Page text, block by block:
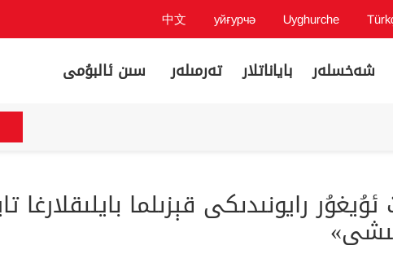
Uyghurche
уйғурчә
中文
شەخسلەر باياناتلار تەرمىلەر سىن ئالبۇمى
رايونىدىكى قېزىلما بايلىقلارغا